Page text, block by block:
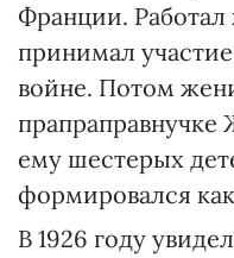
Франции.
принимал
войне. Потом
ему шестерых
формировался
В 1926 году